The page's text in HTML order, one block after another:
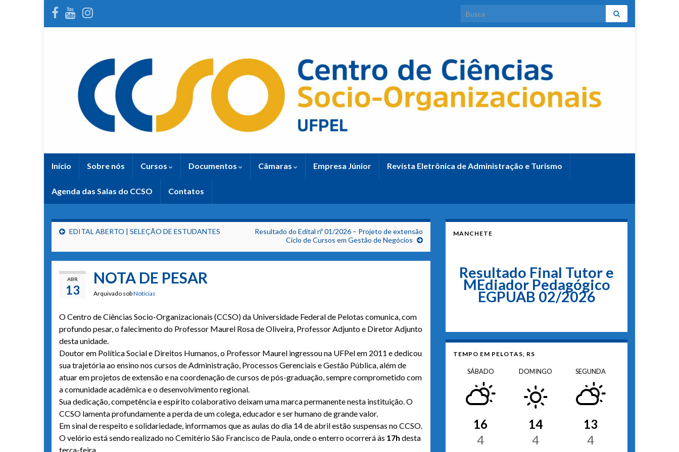
Search for:
Início Sobre nós Cursos Documentos Câmaras Empresa Júnior Revista Eletrônica de Administração e Turismo
Agenda das Salas do CCSO Contatos
EDITAL ABERTO | SELEÇÃO DE ESTUDANTES
Resultado do Edital nº 01/2026 – Projeto de extensão
Ciclo de Cursos em Gestão de Negócios
ABR
13
NOTA DE PESAR
Arquivado sobNotícias
O Centro de Ciências Socio-Organizacionais (CCSO) da Universidade Federal de Pelotas comunica, com
profundo pesar, o falecimento do Professor Maurel Rosa de Oliveira, Professor Adjunto e Diretor Adjunto
desta unidade.
Doutor em Política Social e Direitos Humanos, o Professor Maurel ingressou na UFPel em 2011 e dedicou
sua trajetória ao ensino nos cursos de Administração, Processos Gerenciais e Gestão Pública, além de
atuar em projetos de extensão e na coordenação de cursos de pós-graduação, sempre comprometido com
a comunidade acadêmica e o desenvolvimento regional.
Sua dedicação, competência e espírito colaborativo deixam uma marca permanente nesta instituição. O
CCSO lamenta profundamente a perda de um colega, educador e ser humano de grande valor.
Em sinal de respeito e solidariedade, informamos que as aulas do dia 14 de abril estão suspensas no CCSO.
O velório está sendo realizado no Cemitério São Francisco de Paula, onde o enterro ocorrerá às 17h desta
terça-feira.
MANCHETE
Resultado Final Tutor e
MEdiador Pedagógico
EGPUAB 02/2026
TEMPO EM PELOTAS, RS
SÁBADO
16
4
DOMINGO
14
4
SEGUNDA
13
4